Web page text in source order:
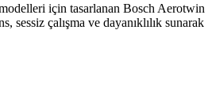
için tasarlanan Bosch Aerotwin
sessiz çalışma ve dayanıklılık sunarak